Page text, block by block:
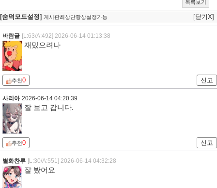
목록보기
[숨덕모드설정] 게시판최상단항상설정가능 [닫기X]
바람글 [L:63/A:492] 2026-06-14 01:13:38
재밌으려나
추천0 신고
사리아 2026-06-14 04:20:39
잘 보고 갑니다.
추천0 신고
별화찬루 [L:30/A:551] 2026-06-14 04:32:28
잘 봤어요